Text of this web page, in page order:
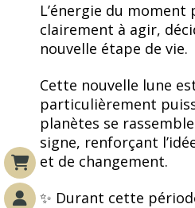
L’énergie du moment
clairement à agir,
nouvelle étape de vie.
Cette nouvelle lune
particulièrement
planètes se
signe, renforçant
et de changement.
✨ Durant cette